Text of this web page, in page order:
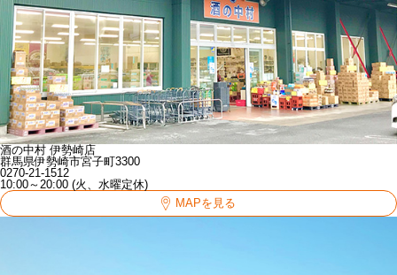
酒の中村 伊勢崎店
群馬県伊勢崎市宮子町3300
0270-21-1512
10:00～20:00 (火、水曜定休)
MAPを見る